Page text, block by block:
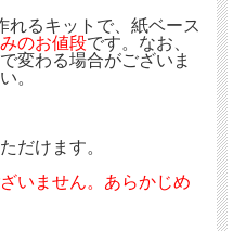
れるキットで、紙ベース
のお値段です。なお、
変わる場合がございま
。
だけます。
いません。あらかじめ